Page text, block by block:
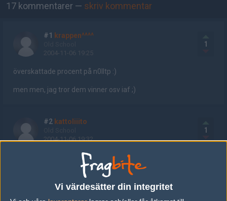
Vi värdesätter din integritet
17 kommentarer — skriv kommentar
#1 krappen^^^^
2004-11-06 19:25
1
överskattade procent på n0lltp :)
men men, jag tror dem vinner osv iaf ;)
#2 kattoliiito
2004-11-06 19:32
1
va har n0lltp för lineup?
Paulie
Hall of Fame